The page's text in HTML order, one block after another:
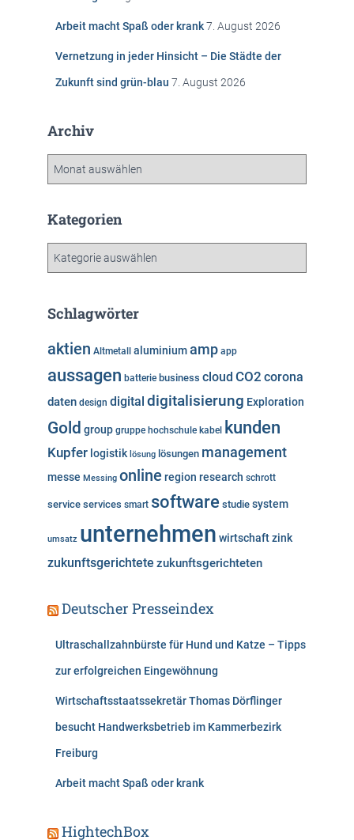
Arbeit macht Spaß oder krank7. August 2026
Vernetzung in jeder Hinsicht – Die Städte der
Zukunft sind grün-blau 7. August 2026
Archiv
h
Kategorien
g
r
i
n
Schlagwörter
aktien Altmetall aluminiumamp app
aussagen batterie business cloud CO2 corona
daten design digital digitalisierung Exploration
Gold group gruppe hochschule kabel kunden
Kupfer logistik lösung lösungen management
messe Messing online region research schrott
service services smart software studie system
umsatz unternehmen wirtschaftzink
zukunftsgerichtete zukunftsgerichteten
Deutscher Presseindex
Ultraschallzahnbürste für Hund und Katze – Tipps
zur erfolgreichen Eingewöhnung
Wirtschaftsstaatssekretär Thomas Dörflinger
besucht Handwerksbetrieb im Kammerbezirk
Freiburg
Arbeit macht Spaß oder krank
HightechBox